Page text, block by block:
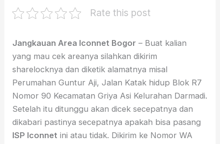
Rate this post
Jangkauan Area Iconnet Bogor – Buat kalian
yang mau cek areanya silahkan dikirim
sharelocknya dan diketik alamatnya misal
Perumahan Guntur Aji, Jalan Katak hidup Blok R7
Nomor 90 Kecamatan Griya Asi Kelurahan Darmadi.
Setelah itu ditunggu akan dicek secepatnya dan
dikabari pastinya secepatnya apakah bisa pasang
ISP Iconnet ini atau tidak. Dikirim ke Nomor WA